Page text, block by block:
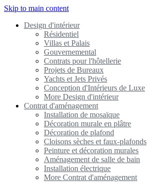
Skip to main content
Design d'intérieur
Résidentiel
Villas et Palais
Gouvernemental
Contrats pour l'hôtellerie
Projets de Bureaux
Yachts et Jets Privés
Conception d'Intérieurs de Luxe
More Design d'intérieur
Contrat d'aménagement
Installation de mosaïque
Décoration murale en plâtre
Décoration de plafond
Cloisons sèches et faux-plafonds
Peinture et décoration murales
Aménagement de salle de bain
Installation électrique
More Contrat d'aménagement